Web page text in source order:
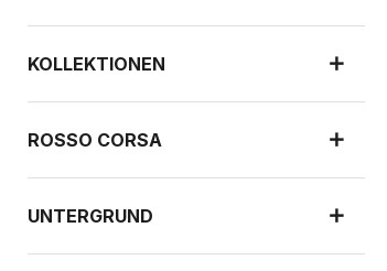
KOLLEKTIONEN
ROSSO CORSA
UNTERGRUND